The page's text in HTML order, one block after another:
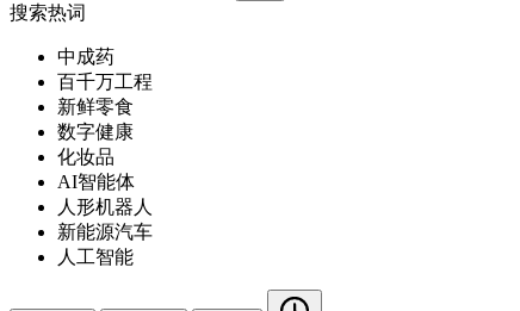
搜索热词
中成药
百千万工程
新鲜零食
数字健康
化妆品
AI智能体
人形机器人
新能源汽车
人工智能